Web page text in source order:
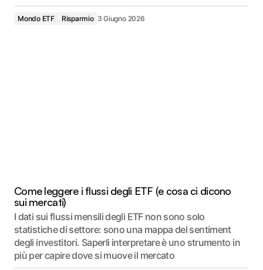
Mondo ETF Risparmio 3 Giugno 2026
Come leggere i flussi degli ETF (e cosa ci dicono
sui mercati)
I dati sui flussi mensili degli ETF non sono solo
statistiche di settore: sono una mappa del sentiment
degli investitori. Saperli interpretare è uno strumento in
più per capire dove si muove il mercato